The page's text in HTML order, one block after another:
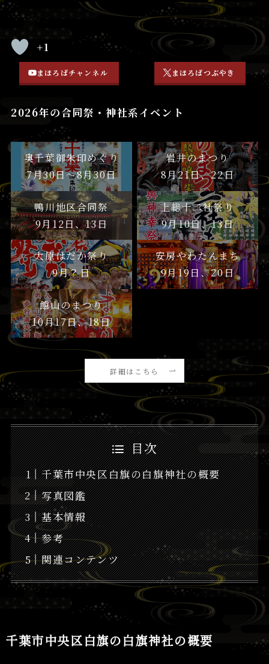
+1
まほろばチャンネル まほろばつぶやき
2026年の合同祭・神社系イベント
奥千葉御朱印めぐり
7月30日〜8月30日
岩井のまつり
8月21日、22日
鴨川地区合同祭
9月12日、13日
上総十二社祭り
9月10日、13日
大原はだか祭り
9月？日
安房やわたんまち
9月19日、20日
館山のまつり
10月17日、18日
詳細はこちら
目次
千葉市中央区白旗の白旗神社の概要
写真図鑑
基本情報
参考
関連コンテンツ
千葉市中央区白旗の白旗神社の概要